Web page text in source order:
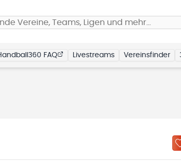
Vereine, Teams, Ligen und mehr…
FAQ Livestreams Vereinsfinder